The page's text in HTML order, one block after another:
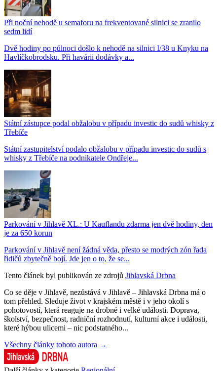
Při noční nehodě u semaforu na frekventované silnici se zranilo
sedm lidí
Dvě hodiny po půlnoci došlo k nehodě na silnici I/38 u Knyku na
Havlíčkobrodsku. Při havárii dodávky a...
Státní zástupce podal obžalobu v případu investic do sudů whisky z
Třebíče
Státní zastupitelství podalo obžalobu v případu investic do sudů s
whisky z Třebíče na podnikatele Ondřeje...
Parkování v Jihlavě XL.: U Kauflandu zdarma jen dvě hodiny, den
je za 650 korun
Parkování v Jihlavě není žádná věda, přesto se modrých zón řada
řidičů zbytečně bojí. Jde jen o to, že se...
Tento článek byl publikován ze zdrojů Jihlavská Drbna
Co se děje v Jihlavě, nezůstává v Jihlavě – Jihlavská Drbna má o
tom přehled. Sleduje život v krajském městě i v jeho okolí s
pohotovostí, která reaguje na drobné i velké události. Doprava,
školství, bezpečnost, radniční rozhodnutí, kulturní akce i události,
které hýbou ulicemi – nic podstatného...
Všechny články tohoto autora →